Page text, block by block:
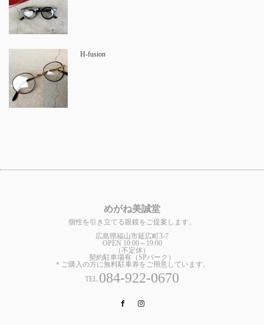
H-fusion
めがね美誠堂
個性を引き立てる眼鏡をご提案します。
広島県福山市延広町3-7
OPEN 10:00～19:00
（不定休）
契約駐車場有（SPパーク）
＊ご購入の方に無料駐車券をご用意しています。
TEL.084-922-0670
Facebook